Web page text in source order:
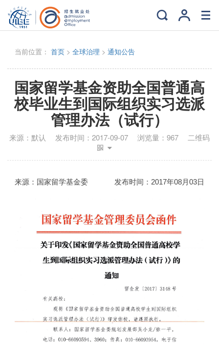
当前位置： 首页 > 全球治理 > 通知公告
国家留学基金资助全国普通高
校毕业生到国际组织实习选派
管理办法（试行）
来源： 默认 发布时间： 2017-09-07 浏览量： 967 二维码
来源： 国家留学基金委 发布时间： 2017年08月03日